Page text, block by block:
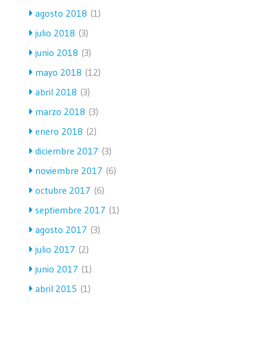
agosto 2018 (1)
julio 2018 (3)
junio 2018 (3)
mayo 2018 (12)
abril 2018 (3)
marzo 2018 (3)
enero 2018 (2)
diciembre 2017 (3)
noviembre 2017 (6)
octubre 2017 (6)
septiembre 2017 (1)
agosto 2017 (3)
julio 2017 (2)
junio 2017 (1)
abril 2015 (1)